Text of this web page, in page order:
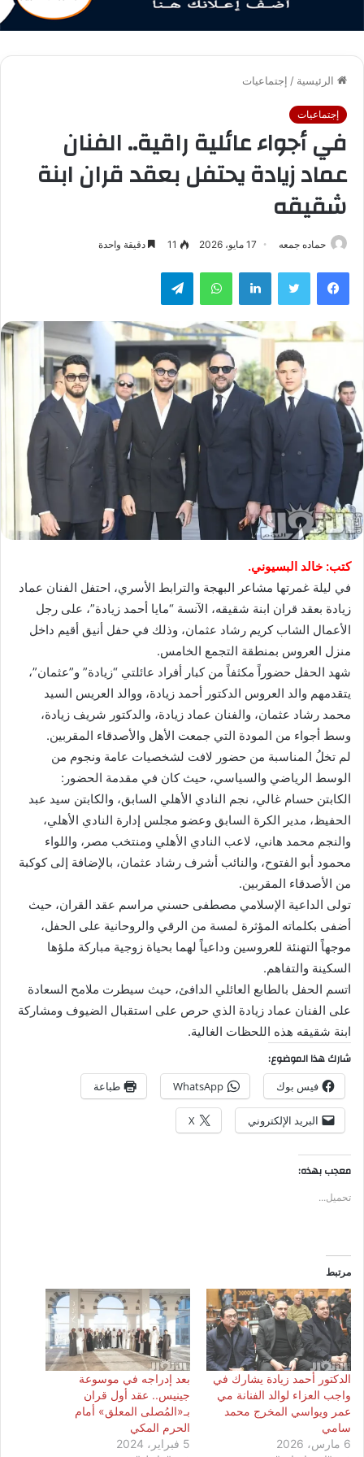
الرئيسية / إجتماعيات
إجتماعيات
في أجواء عائلية راقية.. الفنان
عماد زيادة يحتفل بعقد قران ابنة
شقيقه
حماده جمعه 17 مايو، 2026 11 دقيقة واحدة
فيسبوك تويتر لينكدإن واتساب تيلقرام
كتب: خالد البسيوني.
في ليلة غمرتها مشاعر البهجة والترابط الأسري، احتفل الفنان عماد
زيادة بعقد قران ابنة شقيقه، الآنسة “مايا أحمد زيادة”، على رجل
الأعمال الشاب كريم رشاد عثمان، وذلك في حفل أنيق أقيم داخل
منزل العروس بمنطقة التجمع الخامس.
شهد الحفل حضوراً مكثفاً من كبار أفراد عائلتي “زيادة” و”عثمان”،
يتقدمهم والد العروس الدكتور أحمد زيادة، ووالد العريس السيد
محمد رشاد عثمان، والفنان عماد زيادة، والدكتور شريف زيادة،
وسط أجواء من المودة التي جمعت الأهل والأصدقاء المقربين.
لم تخلُ المناسبة من حضور لافت لشخصيات عامة ونجوم من
الوسط الرياضي والسياسي، حيث كان في مقدمة الحضور:
الكابتن حسام غالي، نجم النادي الأهلي السابق، والكابتن سيد عبد
الحفيظ، مدير الكرة السابق وعضو مجلس إدارة النادي الأهلي،
والنجم محمد هاني، لاعب النادي الأهلي ومنتخب مصر، واللواء
محمود أبو الفتوح، والنائب أشرف رشاد عثمان، بالإضافة إلى كوكبة
من الأصدقاء المقربين.
تولى الداعية الإسلامي مصطفى حسني مراسم عقد القران، حيث
أضفى بكلماته المؤثرة لمسة من الرقي والروحانية على الحفل،
موجهاً التهنئة للعروسين وداعياً لهما بحياة زوجية مباركة ملؤها
السكينة والتفاهم.
اتسم الحفل بالطابع العائلي الدافئ، حيث سيطرت ملامح السعادة
على الفنان عماد زيادة الذي حرص على استقبال الضيوف ومشاركة
ابنة شقيقه هذه اللحظات الغالية.
شارك هذا الموضوع:
فيس بوك WhatsApp طباعة
البريد الإلكتروني X
معجب بهذه:
تحميل...
مرتبط
الدكتور أحمد زيادة يشارك في
واجب العزاء لوالد الفنانة مي
عمر ويواسي المخرج محمد
سامي
6 مارس، 2026
بعد إدراجه في موسوعة
جينيس.. عقد أول قران
بـ«المُصلى المعلق» أمام
الحرم المكي
5 فبراير، 2024